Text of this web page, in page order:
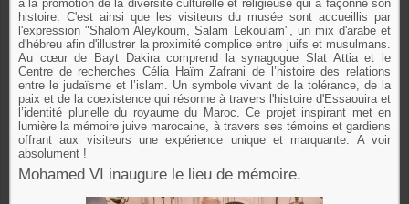
à la promotion de la diversité culturelle et religieuse qui a façonné son
histoire. C'est ainsi que les visiteurs du musée sont accueillis par
l'expression "Shalom Aleykoum, Salam Lekoulam", un mix d'arabe et
d'hébreu afin d'illustrer la proximité complice entre juifs et musulmans.
Au cœur de Bayt Dakira comprend la synagogue Slat Attia et le
Centre de recherches Célia Haïm Zafrani de l’histoire des relations
entre le judaïsme et l’islam. Un symbole vivant de la tolérance, de la
paix et de la coexistence qui résonne à travers l'histoire d'Essaouira et
l’identité plurielle du royaume du Maroc. Ce projet inspirant met en
lumière la mémoire juive marocaine, à travers ses témoins et gardiens
offrant aux visiteurs une expérience unique et marquante. A voir
absolument !
Mohamed VI inaugure le lieu de mémoire.